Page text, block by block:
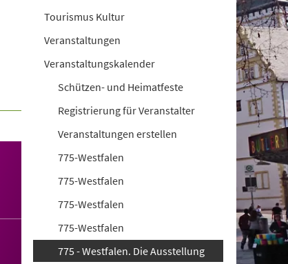
Tourismus Kultur
Veranstaltungen
Veranstaltungskalender
Schützen- und Heimatfeste
Registrierung für Veranstalter
Veranstaltungen erstellen
775-Westfalen
775-Westfalen
775-Westfalen
775-Westfalen
775 - Westfalen. Die Ausstellung